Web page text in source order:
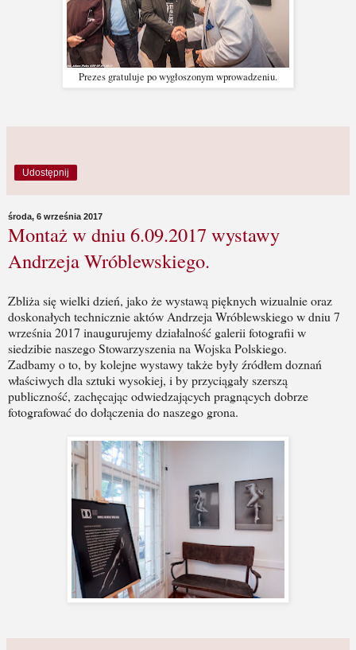
Prezes gratuluje po wygłoszonym wprowadzeniu.
Udostępnij
środa, 6 września 2017
Montaż w dniu 6.09.2017 wystawy
Andrzeja Wróblewskiego.
Zbliża się wielki dzień, jako że wystawą pięknych wizualnie oraz
doskonałych technicznie aktów Andrzeja Wróblewskiego w dniu 7
września 2017 inaugurujemy działalność galerii fotografii w
siedzibie naszego Stowarzyszenia na Wojska Polskiego.
Zadbamy o to, by kolejne wystawy także były źródłem doznań
właściwych dla sztuki wysokiej, i by przyciągały szerszą
publiczność, zachęcając odwiedzających pragnących dobrze
fotografować do dołączenia do naszego grona.